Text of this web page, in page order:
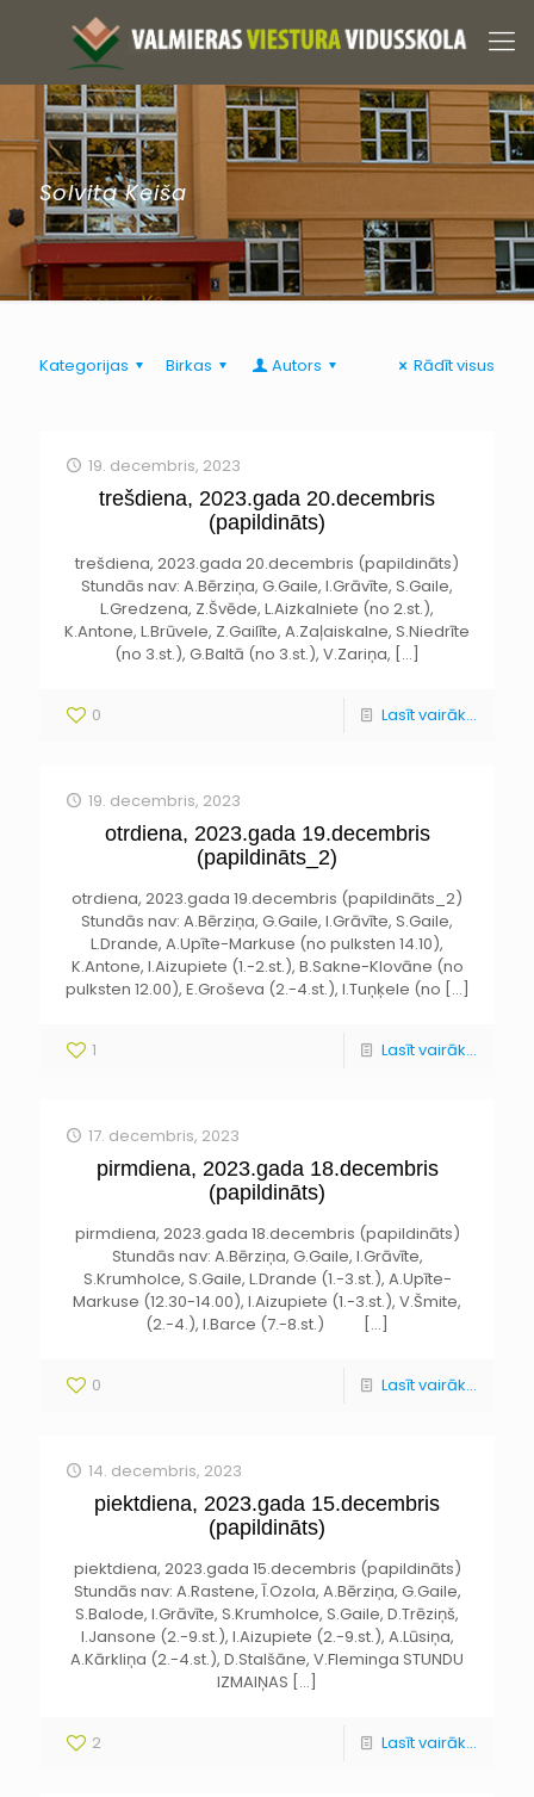
Solvita Keiša
Kategorijas Birkas Autors Rādīt visus
19. decembris, 2023
trešdiena, 2023.gada 20.decembris
(papildināts)
trešdiena, 2023.gada 20.decembris (papildināts)
Stundās nav: A.Bērziņa, G.Gaile, I.Grāvīte, S.Gaile,
L.Gredzena, Z.Švēde, L.Aizkalniete (no 2.st.),
K.Antone, L.Brūvele, Z.Gailīte, A.Zaļaiskalne, S.Niedrīte
(no 3.st.), G.Baltā (no 3.st.), V.Zariņa, […]
0 Lasīt vairāk...
19. decembris, 2023
otrdiena, 2023.gada 19.decembris
(papildināts_2)
otrdiena, 2023.gada 19.decembris (papildināts_2)
Stundās nav: A.Bērziņa, G.Gaile, I.Grāvīte, S.Gaile,
L.Drande, A.Upīte-Markuse (no pulksten 14.10),
K.Antone, I.Aizupiete (1.-2.st.), B.Sakne-Klovāne (no
pulksten 12.00), E.Groševa (2.-4.st.), I.Tuņķele (no […]
1 Lasīt vairāk...
17. decembris, 2023
pirmdiena, 2023.gada 18.decembris
(papildināts)
pirmdiena, 2023.gada 18.decembris (papildināts)
Stundās nav: A.Bērziņa, G.Gaile, I.Grāvīte,
S.Krumholce, S.Gaile, L.Drande (1.-3.st.), A.Upīte-
Markuse (12.30-14.00), I.Aizupiete (1.-3.st.), V.Šmite,
(2.-4.), I.Barce (7.-8.st.)
[…]
0 Lasīt vairāk...
14. decembris, 2023
piektdiena, 2023.gada 15.decembris
(papildināts)
piektdiena, 2023.gada 15.decembris (papildināts)
Stundās nav: A.Rastene, Ī.Ozola, A.Bērziņa, G.Gaile,
S.Balode, I.Grāvīte, S.Krumholce, S.Gaile, D.Trēziņš,
I.Jansone (2.-9.st.), I.Aizupiete (2.-9.st.), A.Lūsiņa,
A.Kārkliņa (2.-4.st.), D.Stalšāne, V.Fleminga STUNDU
IZMAIŅAS […]
2 Lasīt vairāk...